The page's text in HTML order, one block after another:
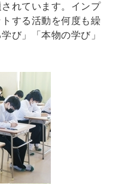
れています。インプ
する活動を何度も繰
び」「本物の学び」